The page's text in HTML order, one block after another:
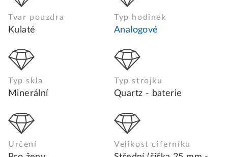
Tvar pouzdra
Kulaté
Typ hodinek
Analogové
Typ skla
Minerální
Typ strojku
Quartz - baterie
Určení Velikost ciferníku